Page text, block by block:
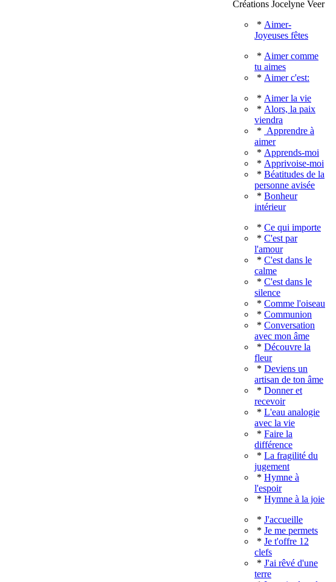
Créations Jocelyne Veer
* Aimer-
Joyeuses fêtes
* Aimer comme
tu aimes
* Aimer c'est:
* Aimer la vie
* Alors, la paix
viendra
* Apprendre à
aimer
* Apprends-moi
* Apprivoise-moi
* Béatitudes de la
personne avisée
* Bonheur
intérieur
* Ce qui importe
* C'est par
l'amour
* C'est dans le
calme
* C'est dans le
silence
* Comme l'oiseau
* Communion
* Conversation
avec mon âme
* Découvre la
fleur
* Deviens un
artisan de ton âme
* Donner et
recevoir
* L'eau analogie
avec la vie
* Faire la
différence
* La fragilité du
jugement
* Hymne à
l'espoir
* Hymne à la joie
* J'accueille
* Je me permets
* Je t'offre 12
clefs
* J'ai rêvé d'une
terre